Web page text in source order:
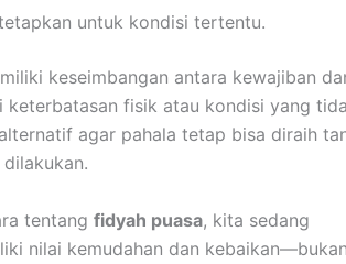
untuk kondisi tertentu.
keseimbangan antara kewajiban
keterbatasan fisik atau kondisi yang
agar pahala tetap bisa diraih
tentang fidyah puasa, kita sedang
nilai kemudahan dan kebaikan—bukan